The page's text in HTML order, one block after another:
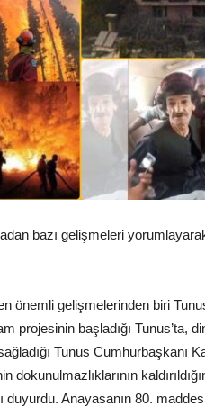
bazı gelişmeleri
önemli gelişmelerinden biri
projesinin başladığı
Tunus Cumhurbaşkanı
dokunulmazlıklarının
duyurdu. Anayasanın 80.